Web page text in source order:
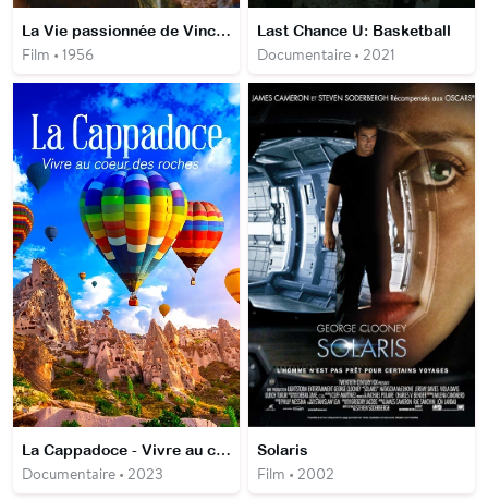
La Vie passionnée de Vincent Van Gogh
Film • 1956
Last Chance U: Basketball
Documentaire • 2021
La Cappadoce - Vivre au cœur des roches
Documentaire • 2023
Solaris
Film • 2002